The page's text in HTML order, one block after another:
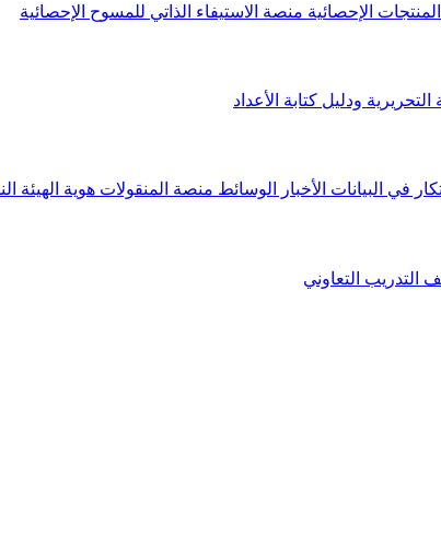
الإحصائية منصة الاستيفاء الذاتي للمسوح الإحصائية
التحريرية ودليل كتابة الأعداد
في البيانات الأخبار الوسائط منصة المنقولات هوية الهيئة
التدريب التعاوني